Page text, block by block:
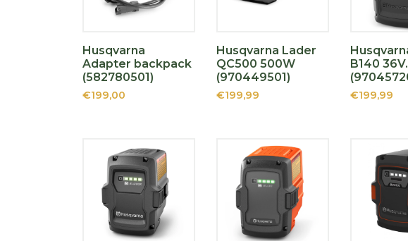
Husqvarna
Adapter backpack
(582780501)
€199,00
Husqvarna Lader
QC500 500W
(970449501)
€199,99
B140
€199,99